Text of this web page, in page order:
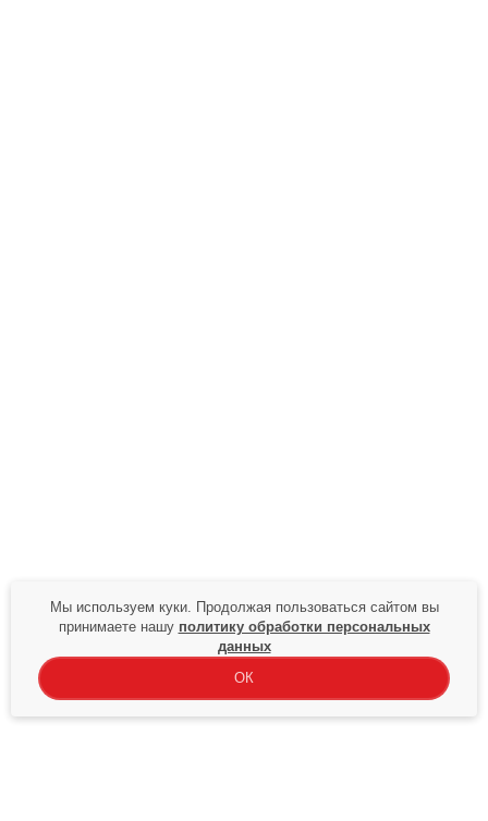
Мы используем куки. Продолжая пользоваться сайтом вы
принимаете нашу политику обработки персональных
данных
ОК